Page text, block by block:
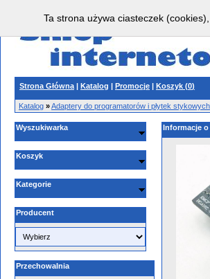
Strona Główna | Katalog | Promocje | Koszyk (0)
Katalog »Adaptery do programatorów i płytek stykowych
Wyszukiwarka
Koszyk
Kategorie
Producent
Przechowalnia
Informacje
Ta strona używa ciasteczek